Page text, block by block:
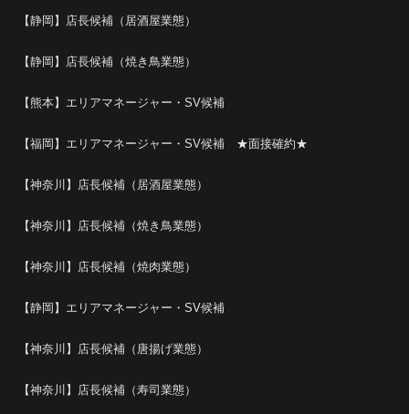
【静岡】店長候補（居酒屋業態）
【静岡】店長候補（焼き鳥業態）
【熊本】エリアマネージャー・SV候補
【福岡】エリアマネージャー・SV候補 ★面接確約★
【神奈川】店長候補（居酒屋業態）
【神奈川】店長候補（焼き鳥業態）
【神奈川】店長候補（焼肉業態）
【静岡】エリアマネージャー・SV候補
【神奈川】店長候補（唐揚げ業態）
【神奈川】店長候補（寿司業態）